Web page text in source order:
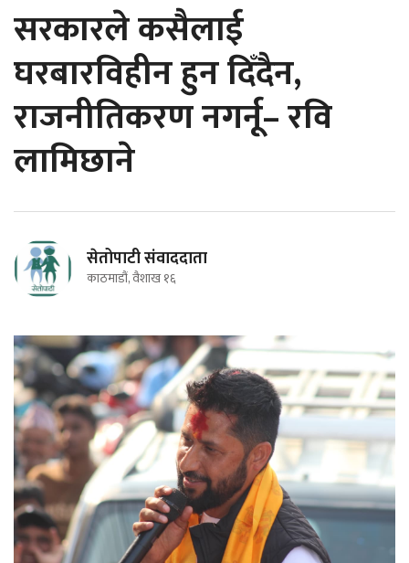
सरकारले कसैलाई
घरबारविहीन हुन दिँदैन,
राजनीतिकरण नगर्नू– रवि
लामिछाने
सेतोपाटी संवाददाता
काठमाडौं, वैशाख १६